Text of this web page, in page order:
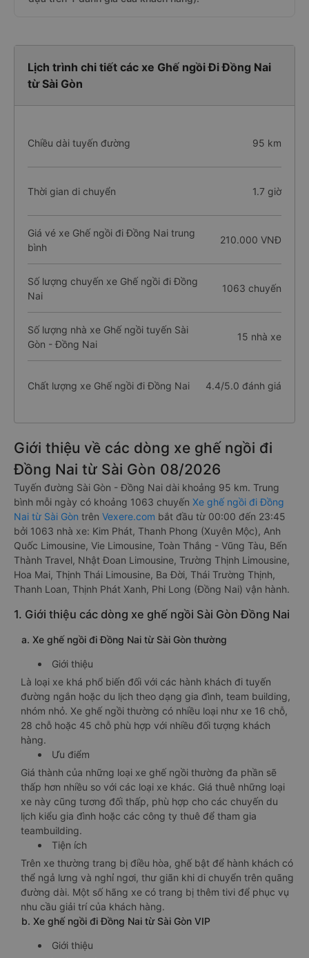
Lịch trình chi tiết các xe Ghế ngồi Đi Đồng Nai
từ Sài Gòn
Chiều dài tuyến đường 95 km
Thời gian di chuyển 1.7 giờ
Giá vé xe Ghế ngồi đi Đồng Nai trung
bình
210.000 VNĐ
Số lượng chuyến xe Ghế ngồi đi Đồng
Nai
1063 chuyến
Số lượng nhà xe Ghế ngồi tuyến Sài
Gòn - Đồng Nai
15 nhà xe
Chất lượng xe Ghế ngồi đi Đồng Nai 4.4/5.0 đánh giá
Giới thiệu về các dòng xe ghế ngồi đi
Đồng Nai từ Sài Gòn 08/2026
Tuyến đường Sài Gòn - Đồng Nai dài khoảng 95 km. Trung
bình mỗi ngày có khoảng 1063 chuyến Xe ghế ngồi đi Đồng
Nai từ Sài Gòn trên Vexere.com bắt đầu từ 00:00 đến 23:45
bởi 1063 nhà xe: Kim Phát, Thanh Phong (Xuyên Mộc), Anh
Quốc Limousine, Vie Limousine, Toàn Thắng - Vũng Tàu, Bến
Thành Travel, Nhật Đoan Limousine, Trường Thịnh Limousine,
Hoa Mai, Thịnh Thái Limousine, Ba Đời, Thái Trường Thịnh,
Thanh Loan, Thịnh Phát Xanh, Phi Long (Đồng Nai) vận hành.
1. Giới thiệu các dòng xe ghế ngồi Sài Gòn Đồng Nai
a. Xe ghế ngồi đi Đồng Nai từ Sài Gòn thường
Giới thiệu
Là loại xe khá phổ biến đối với các hành khách đi tuyến
đường ngắn hoặc du lịch theo dạng gia đình, team building,
nhóm nhỏ. Xe ghế ngồi thường có nhiều loại như xe 16 chỗ,
28 chỗ hoặc 45 chỗ phù hợp với nhiều đối tượng khách
hàng.
Ưu điểm
Giá thành của những loại xe ghế ngồi thường đa phần sẽ
thấp hơn nhiều so với các loại xe khác. Giá thuê những loại
xe này cũng tương đối thấp, phù hợp cho các chuyến du
lịch kiểu gia đình hoặc các công ty thuê để tham gia
teambuilding.
Tiện ích
Trên xe thường trang bị điều hòa, ghế bật để hành khách có
thể ngả lưng và nghỉ ngơi, thư giãn khi di chuyển trên quãng
đường dài. Một số hãng xe có trang bị thêm tivi để phục vụ
nhu cầu giải trí của khách hàng.
b. Xe ghế ngồi đi Đồng Nai từ Sài Gòn VIP
Giới thiệu